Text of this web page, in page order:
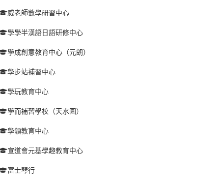
威老師數學研習中心
學學半漢語日語研修中心
學成創意教育中心（元朗）
學步站補習中心
學玩教育中心
學而補習學校（天水圍）
學領教育中心
宣道會元基學趣教育中心
富士琴行